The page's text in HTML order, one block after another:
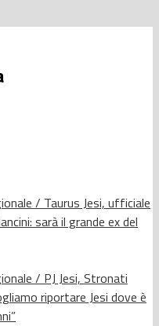
/ Taurus Jesi, ufficiale
sarà il grande ex del
/ PJ Jesi, Stronati
riportare Jesi dove è